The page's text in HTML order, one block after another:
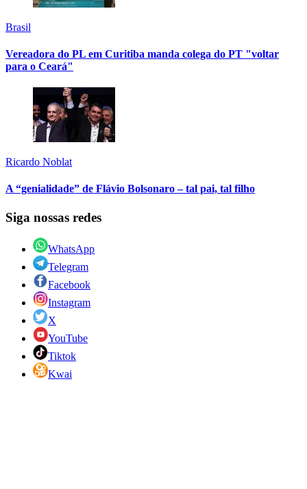
Brasil
Vereadora do PL em Curitiba manda colega do PT "voltar
para o Ceará"
Ricardo Noblat
A “genialidade” de Flávio Bolsonaro – tal pai, tal filho
Siga nossas redes
WhatsApp
Telegram
Facebook
Instagram
X
YouTube
Tiktok
Kwai